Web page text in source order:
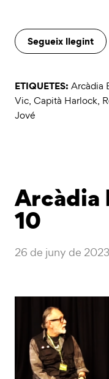
Segueix llegint
ETIQUETES: Arcàdia
Vic, Capità Harlock,
Jové
Arcàdia
10
26 de juny de 2023